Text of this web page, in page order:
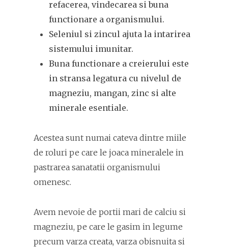
refacerea, vindecarea si buna
functionare a organismului.
Seleniul si zincul ajuta la intarirea
sistemului imunitar.
Buna functionare a creierului este
in stransa legatura cu nivelul de
magneziu, mangan, zinc si alte
minerale esentiale.
Acestea sunt numai cateva dintre miile
de roluri pe care le joaca mineralele in
pastrarea sanatatii organismului
omenesc.
Avem nevoie de portii mari de calciu si
magneziu, pe care le gasim in legume
precum varza creata, varza obisnuita si